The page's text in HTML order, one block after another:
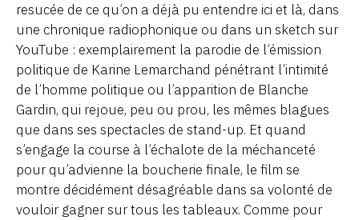
resucée de ce qu’on a déjà pu entendre ici et là, dans
une chronique radiophonique ou dans un sketch sur
YouTube : exemplairement la parodie de l’émission
politique de Karine Lemarchand pénétrant l’intimité
de l’homme politique ou l’apparition de Blanche
Gardin, qui rejoue, peu ou prou, les mêmes blagues
que dans ses spectacles de stand-up. Et quand
s’engage la course à l’échalote de la méchanceté
pour qu’advienne la boucherie finale, le film se
montre décidément désagréable dans sa volonté de
vouloir gagner sur tous les tableaux. Comme pour